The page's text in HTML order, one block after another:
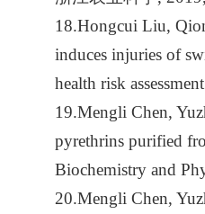
18.Hongcui Liu,
induces injuries of
health risk
19.Mengli Chen,
pyrethrins purified
Biochemistry and
20.Mengli Chen,